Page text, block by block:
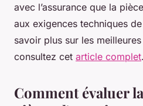
avec l’assurance que la
aux exigences techniques
savoir plus sur les
consultez cet article complet.
Comment évaluer